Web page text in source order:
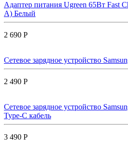
Адаптер питания Ugreen 65Вт Fast
A) Белый
2 690 Р
Сетевое зарядное устройство
2 490 Р
Сетевое зарядное устройство
Type-C кабель
3 490 Р